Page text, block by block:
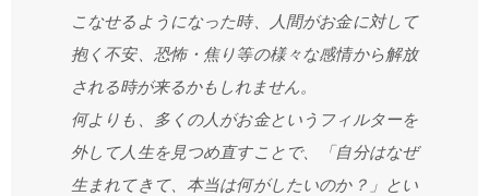
こなせるようになった時、人間がお金に対して
抱く不安、恐怖・焦り等の様々な感情から解放
される時が来るかもしれません。
何よりも、多くの人がお金というフィルターを
外して人生を見つめ直すことで、「自分はなぜ
生まれてきて、本当は何がしたいのか？」とい